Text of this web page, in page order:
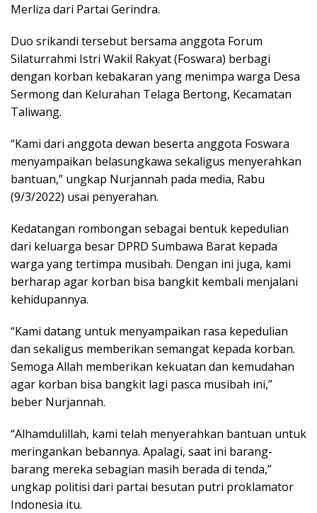
Merliza dari Partai Gerindra.
Duo srikandi tersebut bersama anggota Forum
Silaturrahmi Istri Wakil Rakyat (Foswara) berbagi
dengan korban kebakaran yang menimpa warga Desa
Sermong dan Kelurahan Telaga Bertong, Kecamatan
Taliwang.
“Kami dari anggota dewan beserta anggota Foswara
menyampaikan belasungkawa sekaligus menyerahkan
bantuan,” ungkap Nurjannah pada media, Rabu
(9/3/2022) usai penyerahan.
Kedatangan rombongan sebagai bentuk kepedulian
dari keluarga besar DPRD Sumbawa Barat kepada
warga yang tertimpa musibah. Dengan ini juga, kami
berharap agar korban bisa bangkit kembali menjalani
kehidupannya.
“Kami datang untuk menyampaikan rasa kepedulian
dan sekaligus memberikan semangat kepada korban.
Semoga Allah memberikan kekuatan dan kemudahan
agar korban bisa bangkit lagi pasca musibah ini,”
beber Nurjannah.
“Alhamdulillah, kami telah menyerahkan bantuan untuk
meringankan bebannya. Apalagi, saat ini barang-
barang mereka sebagian masih berada di tenda,”
ungkap politisi dari partai besutan putri proklamator
Indonesia itu.